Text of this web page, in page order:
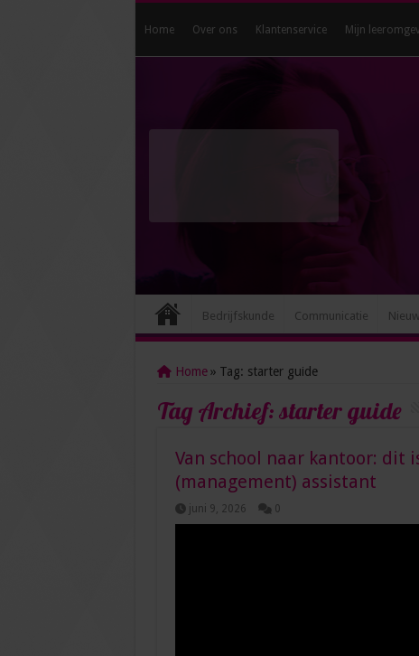
Home Over ons Klantenservice Mijn
Bedrijfskunde Communicatie
Home » Tag: starter guide
Tag Archief:starter guide
Van school naar kantoor: dit
(management) assistant
juni 9, 2026 0